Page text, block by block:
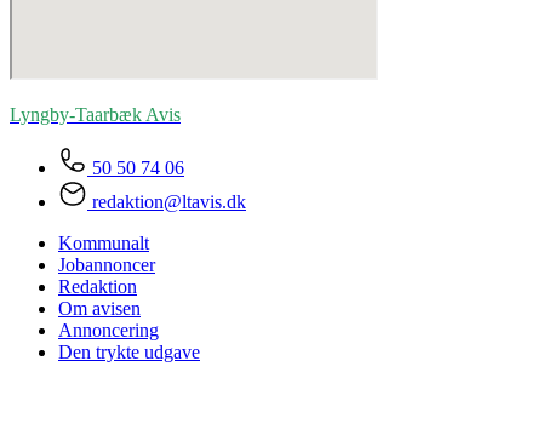
Lyngby-Taarbæk Avis
50 50 74 06
redaktion@ltavis.dk
Kommunalt
Jobannoncer
Redaktion
Om avisen
Annoncering
Den trykte udgave